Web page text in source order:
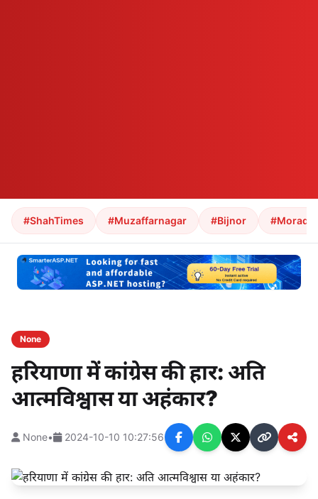
#ShahTimes #Muzaffarnagar #Bijnor
None
हरियाणा में कांग्रेस की हार: अति
आत्मविश्वास या अहंकार?
None• 2024-10-10 10:27:56